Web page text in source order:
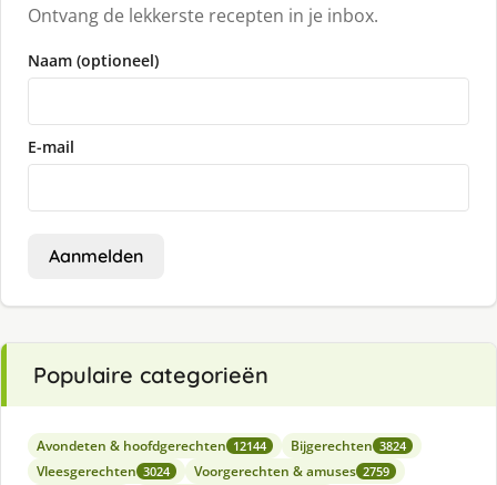
Ontvang de lekkerste recepten in je inbox.
Naam (optioneel)
E-mail
Aanmelden
Populaire categorieën
Avondeten & hoofdgerechten 12144 Bijgerechten 3824
Vleesgerechten 3024 Voorgerechten & amuses 2759